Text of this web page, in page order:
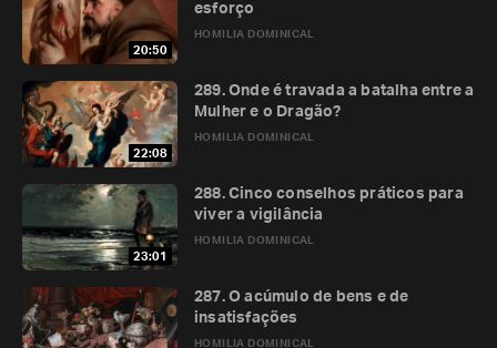
20:50
HOMILIA DOMINICAL
esforço
22:08
HOMILIA DOMINICAL
289. Onde é travada a batalha entre a
Mulher e o Dragão?
23:01
HOMILIA DOMINICAL
288. Cinco conselhos práticos para
viver a vigilância
HOMILIA DOMINICAL
287. O acúmulo de bens e de
insatisfações